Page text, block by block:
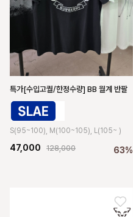
특가[수입고퀄/한정수량] BB 월계 반팔
S(95~100), M(100~105), L(105~ )
47,000 128,000 63%